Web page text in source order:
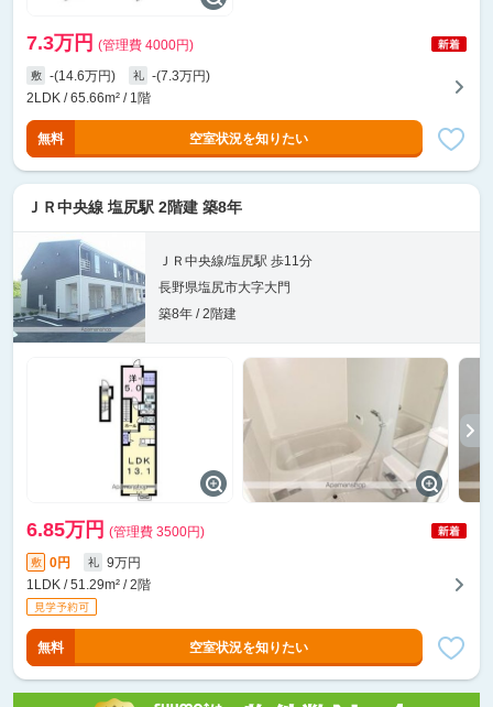
7.3万円 (管理費 4000円)
敷 -(14.6万円) 礼
-(7.3万円)
2LDK / 65.66m² / 1階
無料 空室状況を知りたい
ＪＲ中央線 塩尻駅 2階建 築8年
ＪＲ中央線/塩尻駅 歩11分
長野県塩尻市大字大門
築8年 / 2階建
6.85万円 (管理費 3500円)
敷 0円 礼
9万円
1LDK / 51.29m² / 2階
無料 空室状況を知りたい